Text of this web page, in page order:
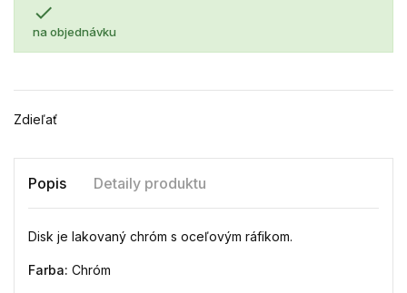

na objednávku
Zdieľať
Popis Detaily produktu
Disk je lakovaný chróm s oceľovým ráfikom.
Farba: Chróm